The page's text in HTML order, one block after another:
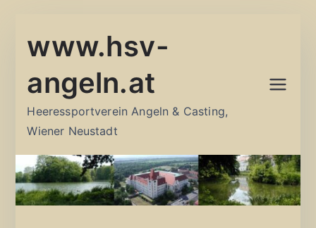
Inhalt
www.hsv-
angeln.at
Heeressportverein Angeln & Casting,
Wiener Neustadt